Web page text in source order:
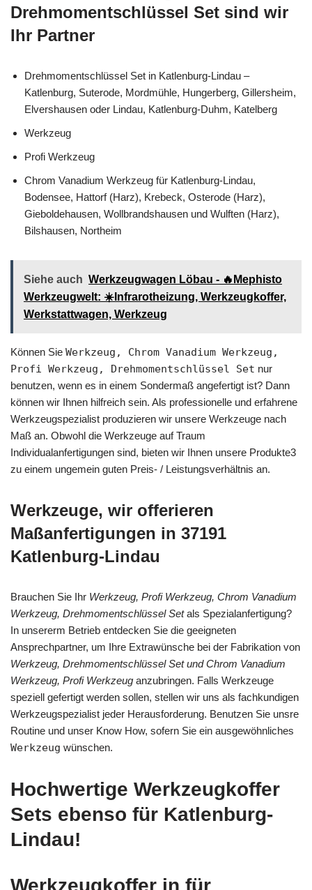
Drehmomentschlüssel Set sind wir
Ihr Partner
Drehmomentschlüssel Set in Katlenburg-Lindau –
Katlenburg, Suterode, Mordmühle, Hungerberg, Gillersheim,
Elvershausen oder Lindau, Katlenburg-Duhm, Katelberg
Werkzeug
Profi Werkzeug
Chrom Vanadium Werkzeug für Katlenburg-Lindau,
Bodensee, Hattorf (Harz), Krebeck, Osterode (Harz),
Gieboldehausen, Wollbrandshausen und Wulften (Harz),
Bilshausen, Northeim
Siehe auch Werkzeugwagen Löbau - 🔥Mephisto
Werkzeugwelt: ☀️Infrarotheizung, Werkzeugkoffer,
Werkstattwagen, Werkzeug
Können Sie Werkzeug, Chrom Vanadium Werkzeug,
Profi Werkzeug, Drehmomentschlüssel Set nur
benutzen, wenn es in einem Sondermaß angefertigt ist? Dann
können wir Ihnen hilfreich sein. Als professionelle und erfahrene
Werkzeugspezialist produzieren wir unsere Werkzeuge nach
Maß an. Obwohl die Werkzeuge auf Traum
Individualanfertigungen sind, bieten wir Ihnen unsere Produkte3
zu einem ungemein guten Preis- / Leistungsverhältnis an.
Werkzeuge, wir offerieren
Maßanfertigungen in 37191
Katlenburg-Lindau
Brauchen Sie Ihr Werkzeug, Profi Werkzeug, Chrom Vanadium
Werkzeug, Drehmomentschlüssel Setals Spezialanfertigung?
In unsererm Betrieb entdecken Sie die geeigneten
Ansprechpartner, um Ihre Extrawünsche bei der Fabrikation von
Werkzeug, Drehmomentschlüssel Set und Chrom Vanadium
Werkzeug, Profi Werkzeug anzubringen. Falls Werkzeuge
speziell gefertigt werden sollen, stellen wir uns als fachkundigen
Werkzeugspezialist jeder Herausforderung. Benutzen Sie unsre
Routine und unser Know How, sofern Sie ein ausgewöhnliches
Werkzeug wünschen.
Hochwertige Werkzeugkoffer
Sets ebenso für Katlenburg-
Lindau!
Werkzeugkoffer in für